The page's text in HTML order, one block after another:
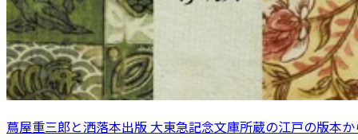
蔦屋重三郎と洒落本出版 大東急記念文庫所蔵の江戸の版本